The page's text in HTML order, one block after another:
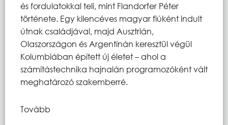
és fordulatokkal teli, mint Flandorfer Péter
története. Egy kilencéves magyar fiúként indult
útnak családjával, majd Ausztrián,
Olaszországon és Argentínán keresztül végül
Kolumbiában épített új életet – ahol a
számítástechnika hajnalán programozóként vált
meghatározó szakemberré.
Tovább